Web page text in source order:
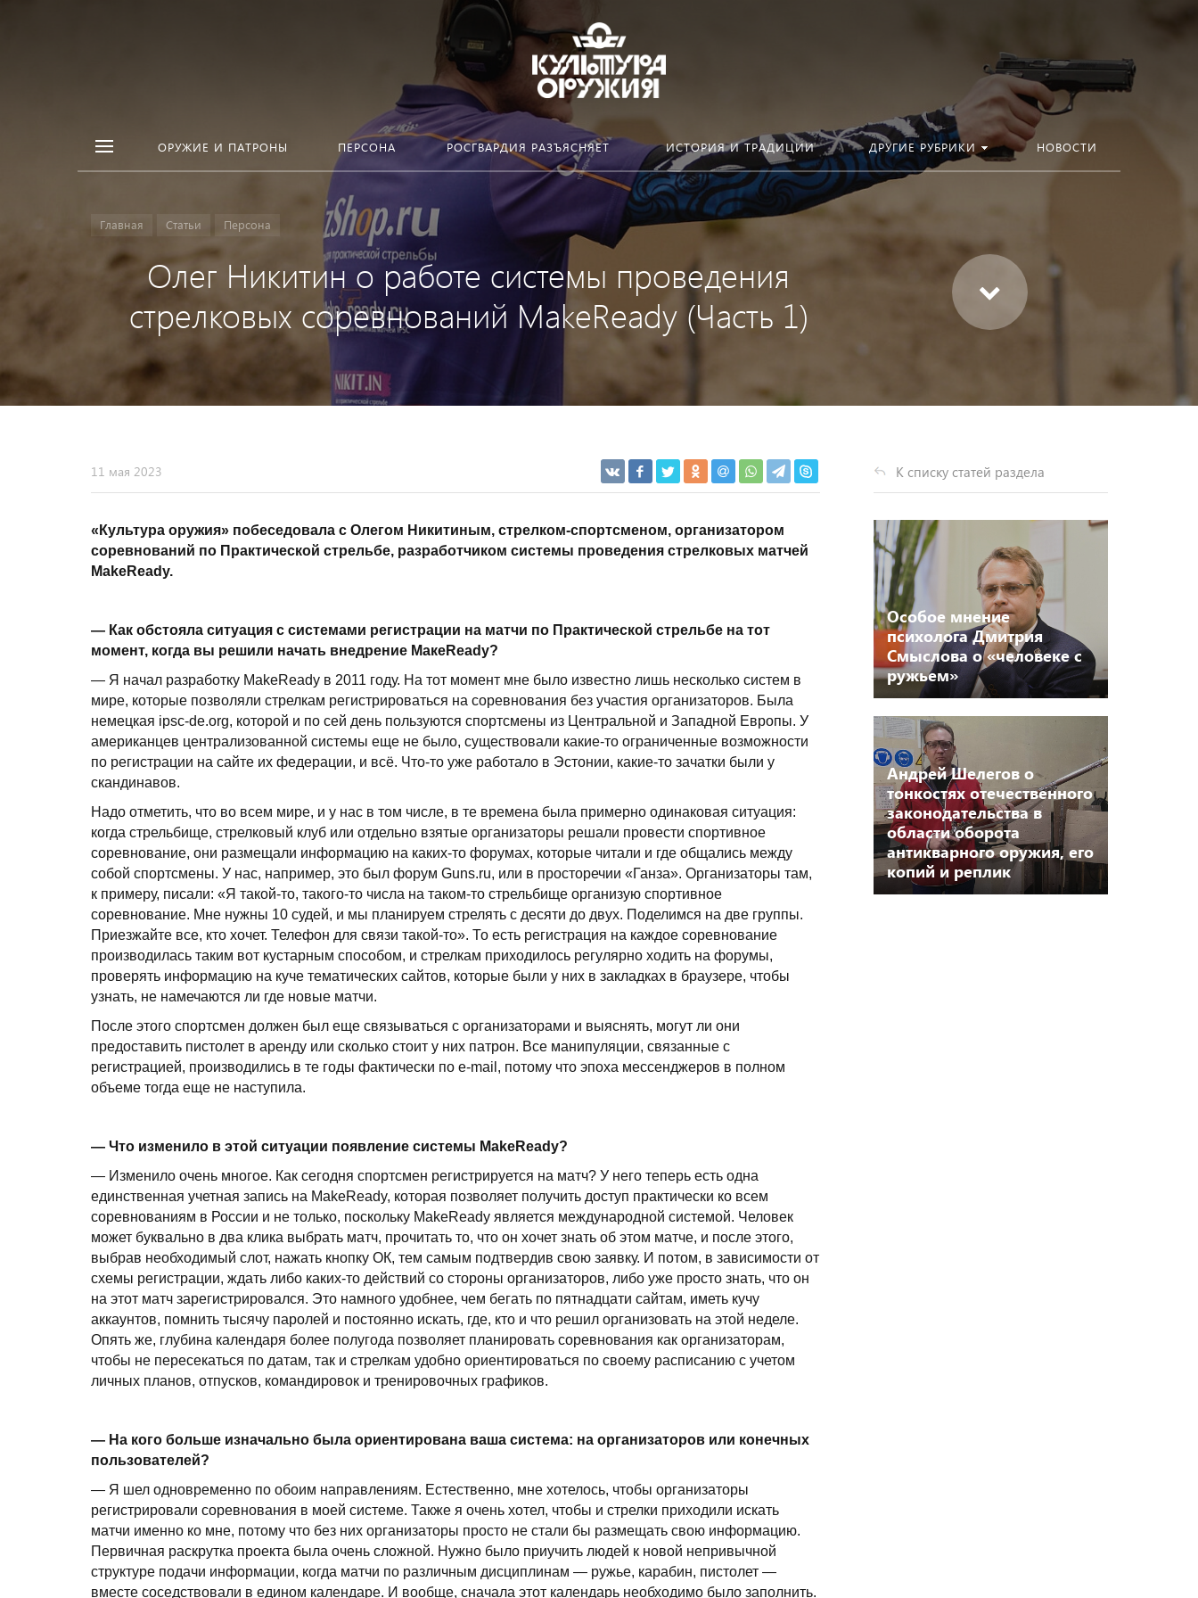
ОРУЖИЕ И ПАТРОНЫ ПЕРСОНА РОСГВАРДИЯ РАЗЪЯСНЯЕТ ИСТОРИЯ И ТРАДИЦИИ ДРУГИЕ РУБРИКИ НОВОСТИ
Главная Статьи Персона
Олег Никитин о работе системы проведения
стрелковых соревнований MakeReady (Часть 1)
К списку статей раздела
Особое мнение
психолога Дмитрия
Смыслова о «человеке с
ружьем»
Андрей Шелегов о
тонкостях отечественного
законодательства в
области оборота
антикварного оружия, его
копий и реплик
11 мая 2023
«Культура оружия» побеседовала с Олегом Никитиным, стрелком-спортсменом, организатором
соревнований по Практической стрельбе, разработчиком системы проведения стрелковых матчей
MakeReady.
— Как обстояла ситуация с системами регистрации на матчи по Практической стрельбе на тот
момент, когда вы решили начать внедрение МакеReady?
— Я начал разработку MakeReady в 2011 году. На тот момент мне было известно лишь несколько систем в
мире, которые позволяли стрелкам регистрироваться на соревнования без участия организаторов. Была
немецкая ipsc-de.org, которой и по сей день пользуются спортсмены из Центральной и Западной Европы. У
американцев централизованной системы еще не было, существовали какие-то ограниченные возможности
по регистрации на сайте их федерации, и всё. Что-то уже работало в Эстонии, какие-то зачатки были у
скандинавов.
Надо отметить, что во всем мире, и у нас в том числе, в те времена была примерно одинаковая ситуация:
когда стрельбище, стрелковый клуб или отдельно взятые организаторы решали провести спортивное
соревнование, они размещали информацию на каких-то форумах, которые читали и где общались между
собой спортсмены. У нас, например, это был форум Guns.ru, или в просторечии «Ганза». Организаторы там,
к примеру, писали: «Я такой-то, такого-то числа на таком-то стрельбище организую спортивное
соревнование. Мне нужны 10 судей, и мы планируем стрелять с десяти до двух. Поделимся на две группы.
Приезжайте все, кто хочет. Телефон для связи такой-то». То есть регистрация на каждое соревнование
производилась таким вот кустарным способом, и стрелкам приходилось регулярно ходить на форумы,
проверять информацию на куче тематических сайтов, которые были у них в закладках в браузере, чтобы
узнать, не намечаются ли где новые матчи.
После этого спортсмен должен был еще связываться с организаторами и выяснять, могут ли они
предоставить пистолет в аренду или сколько стоит у них патрон. Все манипуляции, связанные с
регистрацией, производились в те годы фактически по e-mail, потому что эпоха мессенджеров в полном
объеме тогда еще не наступила.
— Что изменило в этой ситуации появление системы MakeReady?
— Изменило очень многое. Как сегодня спортсмен регистрируется на матч? У него теперь есть одна
единственная учетная запись на MakeReady, которая позволяет получить доступ практически ко всем
соревнованиям в России и не только, поскольку MakeReady является международной системой. Человек
может буквально в два клика выбрать матч, прочитать то, что он хочет знать об этом матче, и после этого,
выбрав необходимый слот, нажать кнопку ОК, тем самым подтвердив свою заявку. И потом, в зависимости от
схемы регистрации, ждать либо каких-то действий со стороны организаторов, либо уже просто знать, что он
на этот матч зарегистрировался. Это намного удобнее, чем бегать по пятнадцати сайтам, иметь кучу
аккаунтов, помнить тысячу паролей и постоянно искать, где, кто и что решил организовать на этой неделе.
Опять же, глубина календаря более полугода позволяет планировать соревнования как организаторам,
чтобы не пересекаться по датам, так и стрелкам удобно ориентироваться по своему расписанию с учетом
личных планов, отпусков, командировок и тренировочных графиков.
— На кого больше изначально была ориентирована ваша система: на организаторов или конечных
пользователей?
— Я шел одновременно по обоим направлениям. Естественно, мне хотелось, чтобы организаторы
регистрировали соревнования в моей системе. Также я очень хотел, чтобы и стрелки приходили искать
матчи именно ко мне, потому что без них организаторы просто не стали бы размещать свою информацию.
Первичная раскрутка проекта была очень сложной. Нужно было приучить людей к новой непривычной
структуре подачи информации, когда матчи по различным дисциплинам — ружье, карабин, пистолет —
вместе соседствовали в едином календаре. И вообще, сначала этот календарь необходимо было заполнить.